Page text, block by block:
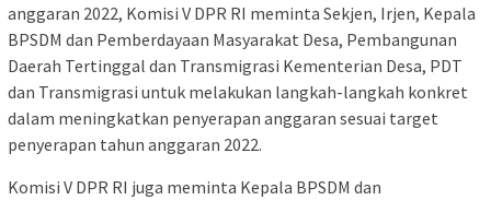
anggaran 2022, Komisi V DPR RI meminta Sekjen, Irjen, Kepala
BPSDM dan Pemberdayaan Masyarakat Desa, Pembangunan
Daerah Tertinggal dan Transmigrasi Kementerian Desa, PDT
dan Transmigrasi untuk melakukan langkah-langkah konkret
dalam meningkatkan penyerapan anggaran sesuai target
penyerapan tahun anggaran 2022.
Komisi V DPR RI juga meminta Kepala BPSDM dan